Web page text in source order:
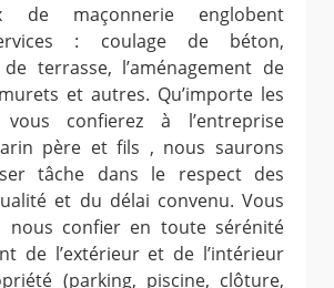
de maçonnerie englobent
: coulage de béton,
terrasse, l’aménagement de
et autres. Qu’importe les
confierez à l’entreprise
père et fils , nous saurons
tâche dans le respect des
et du délai convenu. Vous
nous confier en toute sérénité
de l’extérieur et de l’intérieur
(parking, piscine, clôture,